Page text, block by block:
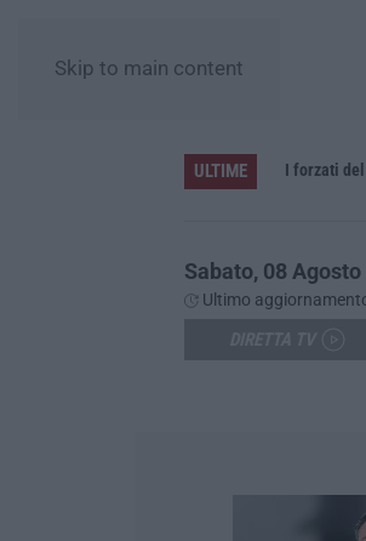
Skip to main content
ULTIME
Vinitaly and the City sbarca a Reggio Calabria: due giorni tra vino, cooking show e concerti – FOTO I forzati
Sabato, 08 Agosto
Ultimo